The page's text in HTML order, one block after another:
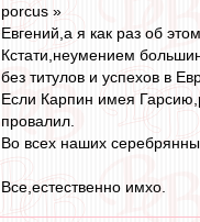
porcus »
Евгений,а я как раз об
Кстати,неумением
без титулов и успехов в
Если Карпин имея
провалил.
Во всех наших
Все,естественно имхо.